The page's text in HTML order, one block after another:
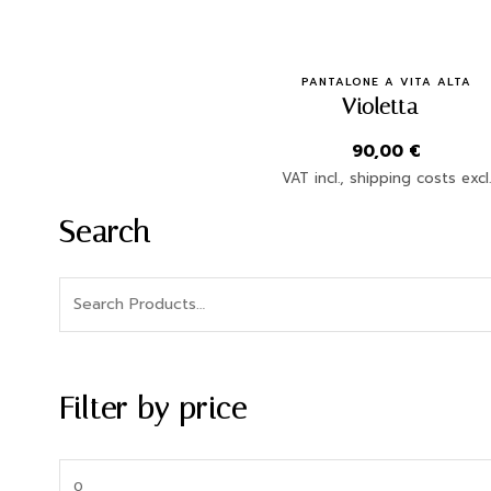
Quick Buy
PANTALONE A VITA ALTA
Violetta
90,00 €
VAT incl., shipping costs excl.
Search
Filter by price